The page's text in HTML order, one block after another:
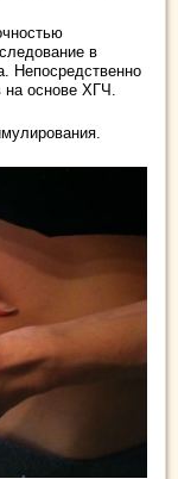
в
Непосредственно
на основе ХГЧ.